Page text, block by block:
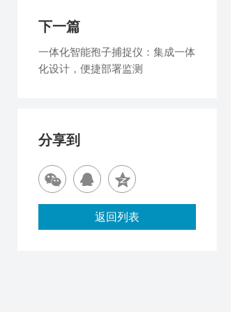
下一篇
一体化智能孢子捕捉仪：集成一体
化设计，便捷部署监测
分享到
返回列表